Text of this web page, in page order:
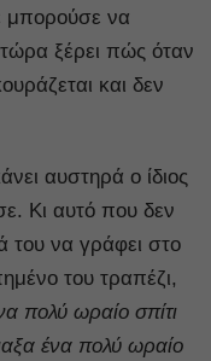
μπορούσε να
ξέρει πώς όταν
και δεν
αυστηρά ο ίδιος
Κι αυτό που δεν
του να γράφει στο
του τραπέζι,
πολύ ωραίο σπίτι
ένα πολύ ωραίο